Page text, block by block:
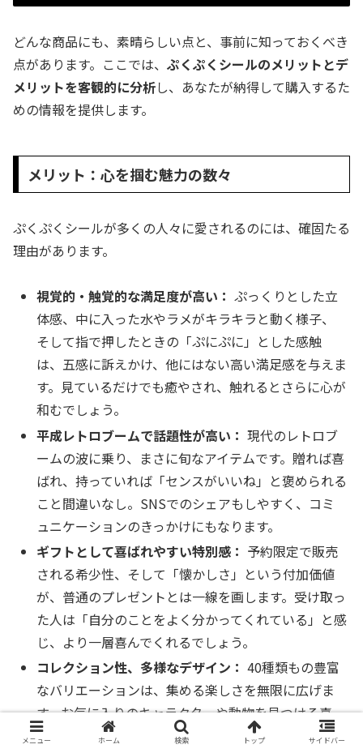
どんな商品にも、素晴らしい点と、事前に知っておくべき
点があります。ここでは、 ぷくぷくシールのメリットとデ
メリットを客観的に分析し、あなたが納得して購入するた
めの情報を提供します。
メリット：心を掴む魅力の数々
ぷくぷくシールが多くの人々に愛されるのには、確固たる
理由があります。
視覚的・触覚的な満足度が高い： ぷっくりとした立
体感、中に入った水やラメがキラキラと動く様子、
そして指で押したときの「ぷにぷに」とした感触
は、五感に訴えかけ、他にはない高い満足感を与えま
す。見ているだけでも癒やされ、触れるとさらに心が
和むでしょう。
平成レトロブームで話題性が高い： 現代のレトロブ
ームの波に乗り、まさに旬なアイテムです。贈れば喜
ばれ、持っていれば「センスがいいね」と褒められる
こと間違いなし。SNSでのシェアもしやすく、コミ
ュニケーションのきっかけにもなります。
ギフトとして喜ばれやすい特別感： 予約限定で販売
される希少性、そして「懐かしさ」という付加価値
が、普通のプレゼントとは一線を画します。受け取っ
た人は「自分のことをよく分かってくれている」と感
じ、より一層喜んでくれるでしょう。
コレクション性、多様なデザイン： 40種類もの豊富
なバリエーションは、集める楽しさを無限に広げま
す。お気に入りのキャラクターや動物を見つける喜
び、全種類をコンプリートする達成感は、コレクター
メニュー ホーム 検索 トップ サイドバー